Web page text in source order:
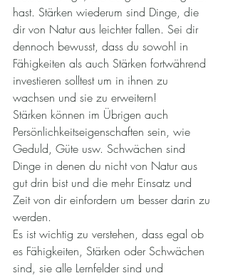
hast. Stärken wiederum sind Dinge, die
dir von Natur aus leichter fallen. Sei dir
dennoch bewusst, dass du sowohl in
Fähigkeiten als auch Stärken fortwährend
investieren solltest um in ihnen zu
wachsen und sie zu erweitern!
Stärken können im Übrigen auch
Persönlichkeitseigenschaften sein, wie
Geduld, Güte usw. Schwächen sind
Dinge in denen du nicht von Natur aus
gut drin bist und die mehr Einsatz und
Zeit von dir einfordern um besser darin zu
werden.
Es ist wichtig zu verstehen, dass egal ob
es Fähigkeiten, Stärken oder Schwächen
sind, sie alle Lernfelder sind und